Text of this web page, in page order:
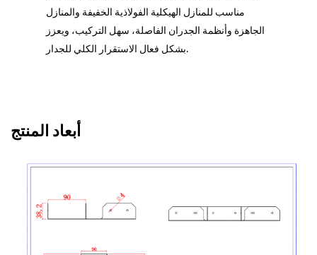
مناسب للمنازل الهيكلية الفولاذية الخفيفة والمنازل
الجاهزة وأنظمة الجدران الفاصلة، سهل التركيب، ويعزز
بشكل فعال الاستقرار الكلي للجدار.
أبعاد المنتج